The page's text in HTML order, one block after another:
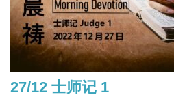
27/12 士师记 1